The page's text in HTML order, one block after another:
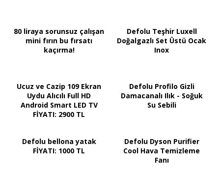
80 liraya sorunsuz çalışan
mini fırın bu fırsatı
kaçırma!
Defolu Teşhir Luxell
Doğalgazlı Set Üstü Ocak
Inox
Ucuz ve Cazip 109 Ekran
Uydu Alıcılı Full HD
Android Smart LED TV
FİYATI: 2900 TL
Defolu Profilo Gizli
Damacanalı Ilık - Soğuk
Su Sebili
Defolu bellona yatak
FİYATI: 1000 TL
Defolu Dyson Purifier
Cool Hava Temizleme
Fanı